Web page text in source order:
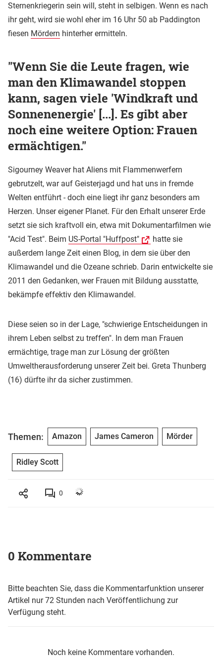
Sternenkriegerin sein will, steht in selbigen. Wenn es nach
ihr geht, wird sie wohl eher im 16 Uhr 50 ab Paddington
fiesen Mördern hinterher ermitteln.
"Wenn Sie die Leute fragen, wie
man den Klimawandel stoppen
kann, sagen viele 'Windkraft und
Sonnenenergie' [...]. Es gibt aber
noch eine weitere Option: Frauen
ermächtigen."
Sigourney Weaver hat Aliens mit Flammenwerfern
gebrutzelt, war auf Geisterjagd und hat uns in fremde
Welten entführt - doch eine liegt ihr ganz besonders am
Herzen. Unser eigener Planet. Für den Erhalt unserer Erde
setzt sie sich kraftvoll ein, etwa mit Dokumentarfilmen wie
"Acid Test". Beim US-Portal "Huffpost"
hatte sie
außerdem lange Zeit einen Blog, in dem sie über den
Klimawandel und die Ozeane schrieb. Darin entwickelte sie
2011 den Gedanken, wer Frauen mit Bildung ausstatte,
bekämpfe effektiv den Klimawandel.
Diese seien so in der Lage, "schwierige Entscheidungen in
ihrem Leben selbst zu treffen". In dem man Frauen
ermächtige, trage man zur Lösung der größten
Umweltherausforderung unserer Zeit bei. Greta Thunberg
(16) dürfte ihr da sicher zustimmen.
Themen: Amazon James Cameron Mörder
Ridley Scott
0
0 Kommentare
Bitte beachten Sie, dass die Kommentarfunktion unserer
Artikel nur 72 Stunden nach Veröffentlichung zur
Verfügung steht.
Noch keine Kommentare vorhanden.